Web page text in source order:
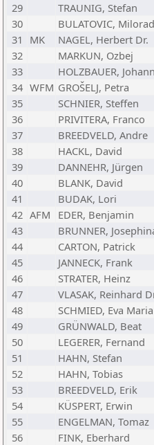
29
TRAUNIG, Stefan
30
BULATOVIC, Milorad
31
MK NAGEL, Herbert Dr.
32
MARKUN, Ozbej
33
HOLZBAUER,
34 WFM GROŠELJ, Petra
35
SCHNIER, Steffen
36
PRIVITERA, Franco
37
BREEDVELD, Andre
38
HACKL, David
39
DANNEHR, Jürgen
40
BLANK, David
41
BUDAK, Lori
42 AFM EDER, Benjamin
43
BRUNNER,
44
CARTON, Patrick
45
JANNECK, Frank
46
STRATER, Heinz
47
VLASAK, Reinhard
48
SCHMIED, Eva Maria
49
GRÜNWALD, Beat
50
LEGERER, Fernand
51
HAHN, Stefan
52
HAHN, Tobias
53
BREEDVELD, Erik
54
KÜSPERT, Erwin
55
ENGELMAN, Tomaz
56
FINK, Eberhard